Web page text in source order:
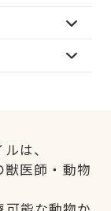
は、
医師・動物